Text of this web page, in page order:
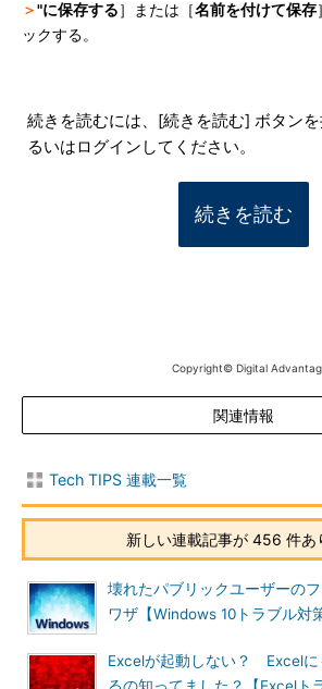
＞"に保存する］または［名前を付けて保存
ックする。
続きを読むには、[続きを読む] ボタン
るいはログインしてください。
続きを読む
Copyright© Digital
関連情報
Tech TIPS 連載一覧
新しい連載記事が 456 件あ
壊れたパブリックユーザーの
ワザ【Windows 10トラブル対
Excelが起動しない？ Excelに